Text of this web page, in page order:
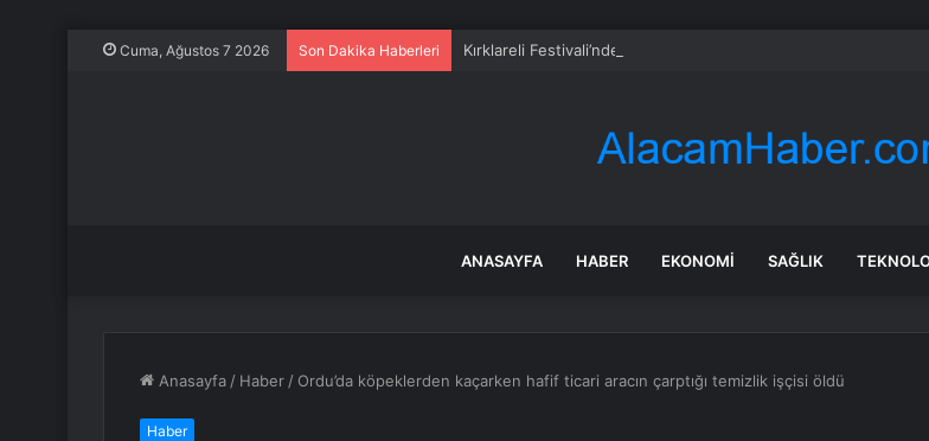
Cuma, Ağustos 7 2026 Son Dakika Haberleri Kırklareli Festivali’nde Geleneksel Defile
ANASAYFA HABER EKONOMI SAĞLIK
Anasayfa / Haber / Ordu’da köpeklerden kaçarken hafif ticari aracın çarptığı temizlik işçisi öldü
Haber